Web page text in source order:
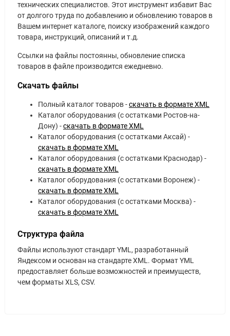
технических специалистов. Этот инструмент избавит Вас
от долгого труда по добавлению и обновлению товаров в
Вашем интернет каталоге, поиску изображений каждого
товара, инструкций, описаний и т.д.
Ссылки на файлы постоянны, обновление списка
товаров в файле производится ежедневно.
Скачать файлы
Полный каталог товаров -скачать в формате XML
Каталог оборудования (с остатками Ростов-на-
Дону) -скачать в формате XML
Каталог оборудования (с остатками Аксай) -
скачать в формате XML
Каталог оборудования (с остатками Краснодар) -
скачать в формате XML
Каталог оборудования (с остатками Воронеж) -
скачать в формате XML
Каталог оборудования (с остатками Москва) -
скачать в формате XML
Структура файла
Файлы используют стандарт YML, разработанный
Яндексом и основан на стандарте XML. Формат YML
предоставляет больше возможностей и преимуществ,
чем форматы XLS, CSV.